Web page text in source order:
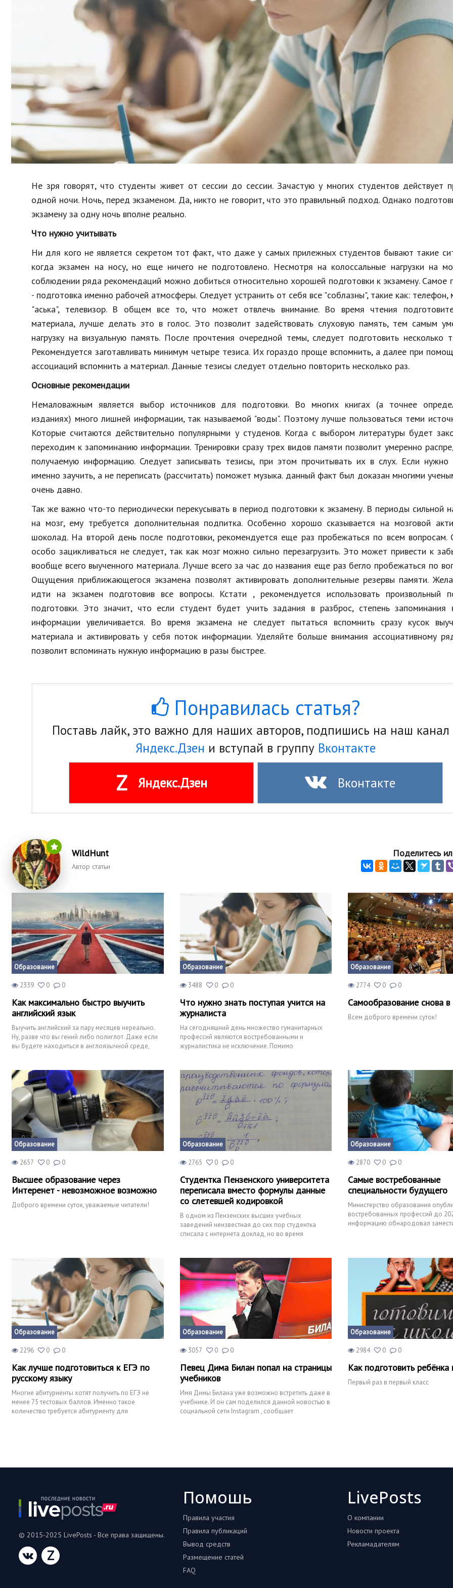
Образование
Авто, мото
Спорт
Знаменитости
Недвижимость
Спорт и фитнес
Психология и отношения
Творчество и рукоделие
Разное
Работа и бизнес
Животные
Еда и напитки
Не зря говорят, что студенты живет от сессии до сессии. Зачастую у многих студентов действует
одной ночи. Ночь, перед экзаменом. Да, никто не говорит, что это правильный подход. Однако
экзамену за одну ночь вполне реально.
Что нужно учитывать
Ни для кого не является секретом тот факт, что даже у самых прилежных студентов бывают такие
когда экзамен на носу, но еще ничего не подготовлено. Несмотря на колоссальные нагрузки на
соблюдении ряда рекомендаций можно добиться относительно хорошей подготовки к экзамену. Самое
- подготовка именно рабочей атмосферы. Следует устранить от себя все "соблазны", такие как: телефон,
"аська", телевизор. В общем все то, что может отвлечь внимание. Во время чтения
материала, лучше делать это в голос. Это позволит задействовать слуховую память, тем самым
нагрузку на визуальную память. После прочтения очередной темы, следует подготовить несколько
Рекомендуется заготавливать минимум четыре тезиса. Их гораздо проще вспомнить, а далее при
ассоциаций вспомнить а материал. Данные тезисы следует отдельно повторить несколько раз.
Основные рекомендации
Немаловажным является выбор источников для подготовки. Во многих книгах (а точнее
изданиях) много лишней информации, так называемой "воды". Поэтому лучше пользоваться теми
Которые считаются действительно популярными у студенов. Когда с выбором литературы будет
переходим к запоминанию информации. Тренировки сразу трех видов памяти позволит умеренно
получаемую информацию. Следует записывать тезисы, при этом прочитывать их в слух. Если нужно
именно заучить, а не переписать (рассчитать) поможет музыка. данный факт был доказан многими
очень давно.
Так же важно что-то периодически перекусывать в период подготовки к экзамену. В периоды сильной
на мозг, ему требуется дополнительная подпитка. Особенно хорошо сказывается на мозговой
шоколад. На второй день после подготовки, рекомендуется еще раз пробежаться по всем вопросам.
особо зацикливаться не следует, так как мозг можно сильно перезагрузить. Это может привести к
вообще всего выученного материала. Лучше всего за час до названия еще раз бегло пробежаться по
Ощущения приближающегося экзамена позволят активировать дополнительные резервы памяти.
идти на экзамен подготовив все вопросы. Кстати , рекомендуется использовать произвольный
подготовки. Это значит, что если студент будет учить задания в разброс, степень запоминания
информации увеличивается. Во время экзамена не следует пытаться вспомнить сразу кусок
материала и активировать у себя поток информации. Уделяйте больше внимания ассоциативному
позволит вспоминать нужную информацию в разы быстрее.
Понравилась статья?
Поставь лайк, это важно для наших авторов, подпишись на наш канал
Яндекс.Дзен и вступай в группу Вконтакте
Z Яндекс.Дзен Вконтакте
WildHunt
Автор статьи
Поделитесь
Образование
2339 0 0
Как максимально быстро выучить
английский язык
Выучить английский за пару месяцев нереально.
Ну, разве что вы гений либо полиглот. Даже если
вы будете находиться в англоязычной среде,
Образование
3488 0 0
Что нужно знать поступая учится на
журналиста
На сегодняшний день множество гуманитарных
профессий являются востребованными и
журналистика не исключение. Помимо
Образование
2774 0 0
Самообразование снова
Всем доброго времени суток!
Образование
2657 0 0
Высшее образование через
Интеренет - невозможное возможно
Доброго времени суток, уважаемые читатели!
Образование
2765 0 0
Студентка Пензенского университета
переписала вместо формулы данные
со слетевшей кодировкой
В одном из Пензенских высших учебных
заведений неизвестная до сих пор студентка
списала с интернета доклад, но во время
Образование
2870 0 0
Самые востребованные
специальности будущего
Министерство образования
востребованных профессий до
информацию обнародовал
Образование
2296 0 0
Как лучше подготовиться к ЕГЭ по
русскому языку
Многие абитуриенты хотят получить по ЕГЭ не
менее 75 тестовых баллов. Именно такое
количество требуется абитуриенту для
Образование
3057 0 0
Певец Дима Билан попал на страницы
учебников
Имя Димы Билана уже возможно встретить даже в
учебнике. И он сам поделился данной новостью в
социальной сети Instagram , сообщает
Образование
2984 0 0
Как подготовить ребёнка
Первый раз в первый класс
© 2015-2025 LivePosts - Все права защищены.
Z
Помошь
Правила участия
Правила публикаций
Вывод средств
Размещение статей
FAQ
LivePosts
О компании
Новости проекта
Рекламадателям